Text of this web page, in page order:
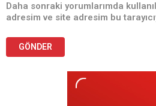
Daha sonraki yorumlarımda
adresim ve site adresim bu